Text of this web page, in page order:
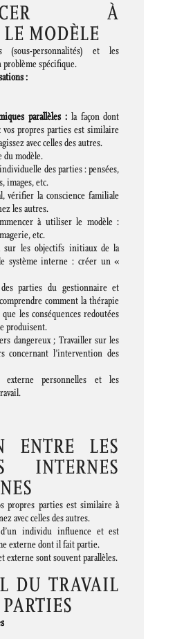
À
MODÈLE
(sous-personnalités) et les
problème spécifique.
:
parallèles :la façon dont
vos propres parties est similaire
avec celles des autres.
du modèle.
des parties : pensées,
images, etc.
vérifier la conscience familiale
les autres.
à utiliser le modèle :
etc.
sur les objectifs initiaux de la
système interne : créer un «
parties du gestionnaire et
comment la thérapie
les conséquences redoutées
produisent.
dangereux ; Travailler sur les
concernant l’intervention des
externe personnelles et les
ENTRE LES
INTERNES
propres parties est similaire à
avec celles des autres.
individu influence et est
externe dont il fait partie.
externe sont souvent parallèles.
DU TRAVAIL